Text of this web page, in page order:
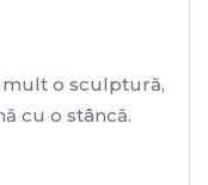
mult o sculptură,
cu o stâncă.